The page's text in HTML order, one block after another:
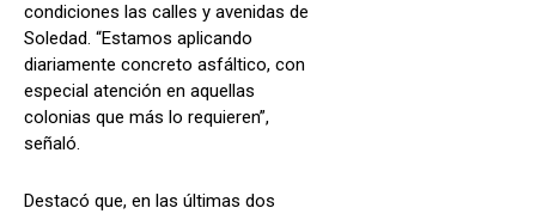
condiciones las calles y avenidas de
Soledad. “Estamos aplicando
diariamente concreto asfáltico, con
especial atención en aquellas
colonias que más lo requieren”,
señaló.
Destacó que, en las últimas dos